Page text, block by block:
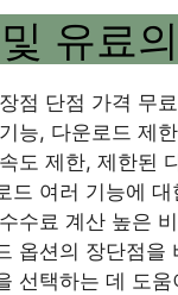
유료
점 단점 가격 무
능, 다운로드 제
도 제한, 제한된
드 여러 기능에
수료 계산 높은
옵션의 장단점을
선택하는 데 도움